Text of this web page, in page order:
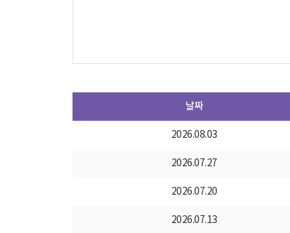
날짜
2026.08.03
2026.07.27
2026.07.20
2026.07.13